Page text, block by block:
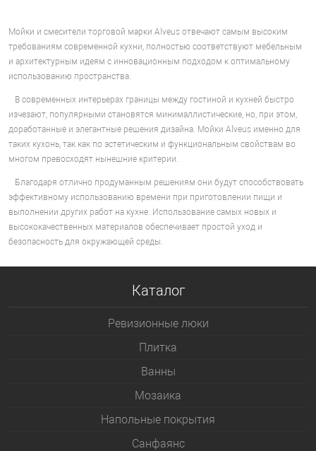
Мойки и смесители торговой марки Alveus отвечают самым высоким
требованиям современной кухни, полностью соответствуют мебельным
и архитектурным идеям с инновационным подходом к оптимальному
использованию пространства.
В современных интерьерах границы между гостиной и кухней быстро
изчезают, популярными становятся минималлистические, но, при этом,
доработанные и элегантные решения дизайна. Мойки Alveus именно для
таких кухонь, так как по эстетическим и функциональным свойствам во
многом превосходят нынешние критерии.
Благодаря отлично продуманным решениям они будут способствовать
эффективному использованию времени при приготовлении пищи и
выполнении других работ на кухне. Использование самых новых и
высококачественных материалов обеспечивает простой уход и
безопасность для окружающей среды.
Каталог
Ревизионные люки
Плитка
Bанны
Мозаика
Напольные покрытия
Санфаянс